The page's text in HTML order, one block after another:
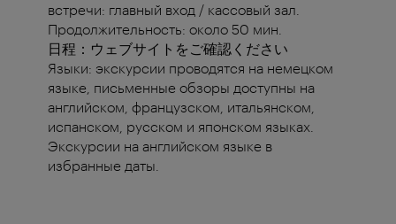
встречи: главный вход / кассовый зал.
Продолжительность: около 50 мин.
日程：ウェブサイトをご確認ください
Языки: экскурсии проводятся на немецком
языке, письменные обзоры доступны на
английском, французском, итальянском,
испанском, русском и японском языках.
Экскурсии на английском языке в
избранные даты.